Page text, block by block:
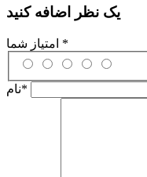
یک نظر اضافه کنید
*
نام*